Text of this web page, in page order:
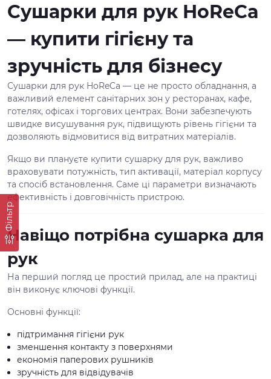
Фільтр
Сушарки для рук HoReCa
— купити гігієну та
зручність для бізнесу
Сушарки для рук HoReCa — це не просто обладнання, а
важливий елемент санітарних зон у ресторанах, кафе,
готелях, офісах і торгових центрах. Вони забезпечують
швидке висушування рук, підвищують рівень гігієни та
дозволяють відмовитися від витратних матеріалів.
Якщо ви плануєте купити сушарку для рук, важливо
враховувати потужність, тип активації, матеріал корпусу
та спосіб встановлення. Саме ці параметри визначають
ефективність і довговічність пристрою.
Навіщо потрібна сушарка для
рук
На перший погляд це простий прилад, але на практиці
він виконує ключові функції.
Основні функції:
підтримання гігієни рук
зменшення контакту з поверхнями
економія паперових рушників
зручність для відвідувачів